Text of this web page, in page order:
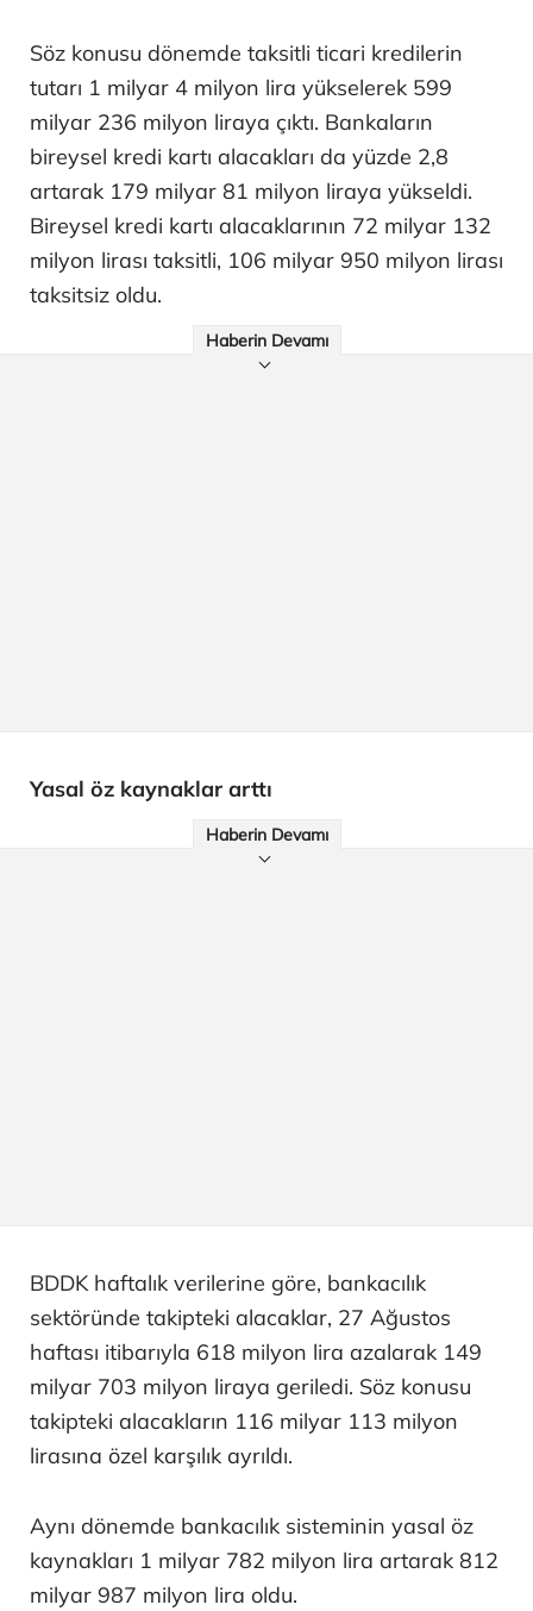
Söz konusu dönemde taksitli ticari kredilerin
tutarı 1 milyar 4 milyon lira yükselerek 599
milyar 236 milyon liraya çıktı. Bankaların
bireysel kredi kartı alacakları da yüzde 2,8
artarak 179 milyar 81 milyon liraya yükseldi.
Bireysel kredi kartı alacaklarının 72 milyar 132
milyon lirası taksitli, 106 milyar 950 milyon lirası
taksitsiz oldu.
Haberin Devamı
Yasal öz kaynaklar arttı
Haberin Devamı
BDDK haftalık verilerine göre, bankacılık
sektöründe takipteki alacaklar, 27 Ağustos
haftası itibarıyla 618 milyon lira azalarak 149
milyar 703 milyon liraya geriledi. Söz konusu
takipteki alacakların 116 milyar 113 milyon
lirasına özel karşılık ayrıldı.
Aynı dönemde bankacılık sisteminin yasal öz
kaynakları 1 milyar 782 milyon lira artarak 812
milyar 987 milyon lira oldu.